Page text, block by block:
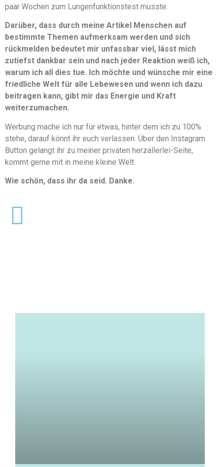
paar Wochen zum Lungenfunktionstest musste.
Darüber, dass durch meine Artikel Menschen auf
bestimmte Themen aufmerksam werden und sich
rückmelden bedeutet mir unfassbar viel, lässt mich
zutiefst dankbar sein und nach jeder Reaktion weiß ich,
warum ich all dies tue. Ich möchte und wünsche mir eine
friedliche Welt für alle Lebewesen und wenn ich dazu
beitragen kann, gibt mir das Energie und Kraft
weiterzumachen.
Werbung mache ich nur für etwas, hinter dem ich zu 100%
stehe, darauf könnt ihr euch verlassen. Über den Instagram
Button gelangt ihr zu meiner privaten herzallerlei-Seite,
kommt gerne mit in meine kleine Welt.
Wie schön, dass ihr da seid. Danke.